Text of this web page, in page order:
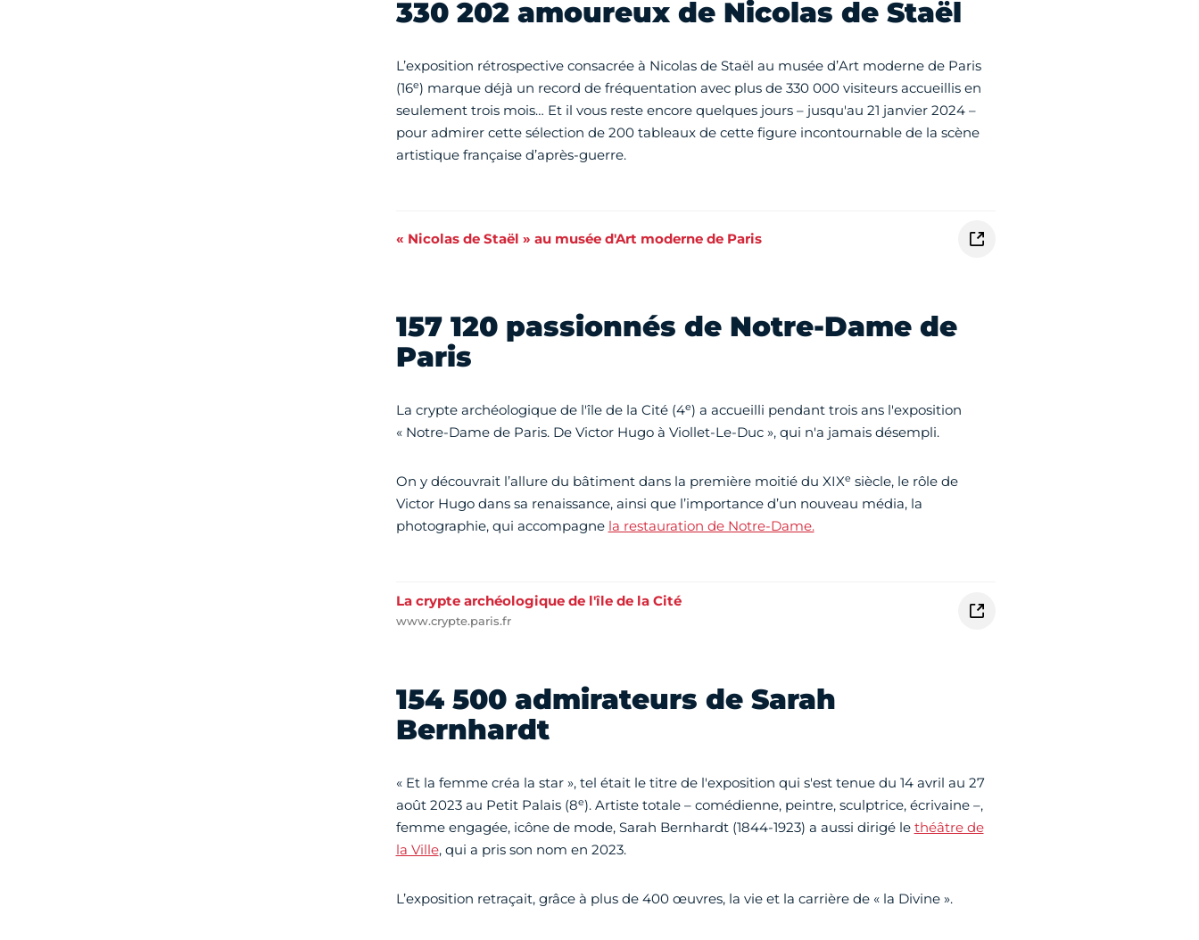
330 202 amoureux de Nicolas de Staël
L’exposition rétrospective consacrée à Nicolas de Staël au musée d’Art moderne de Paris
(16e) marque déjà un record de fréquentation avec plus de 330 000 visiteurs accueillis en
seulement trois mois… Et il vous reste encore quelques jours – jusqu'au 21 janvier 2024 –
pour admirer cette sélection de 200 tableaux de cette figure incontournable de la scène
artistique française d’après-guerre.
« Nicolas de Staël » au musée d'Art moderne de Paris
157 120 passionnés de Notre-Dame de
Paris
La crypte archéologique de l'île de la Cité (4e) a accueilli pendant trois ans l'exposition
« Notre-Dame de Paris. De Victor Hugo à Viollet-Le-Duc », qui n'a jamais désempli.
On y découvrait l’allure du bâtiment dans la première moitié du XIXe siècle, le rôle de
Victor Hugo dans sa renaissance, ainsi que l’importance d’un nouveau média, la
photographie, qui accompagne la restauration de Notre-Dame.
La crypte archéologique de l'île de la Cité
www.crypte.paris.fr
154 500 admirateurs de Sarah
Bernhardt
« Et la femme créa la star », tel était le titre de l'exposition qui s'est tenue du 14 avril au 27
août 2023 au Petit Palais (8e). Artiste totale – comédienne, peintre, sculptrice, écrivaine –,
femme engagée, icône de mode, Sarah Bernhardt (1844-1923) a aussi dirigé le théâtre de
la Ville, qui a pris son nom en 2023.
L’exposition retraçait, grâce à plus de 400 œuvres, la vie et la carrière de « la Divine ».